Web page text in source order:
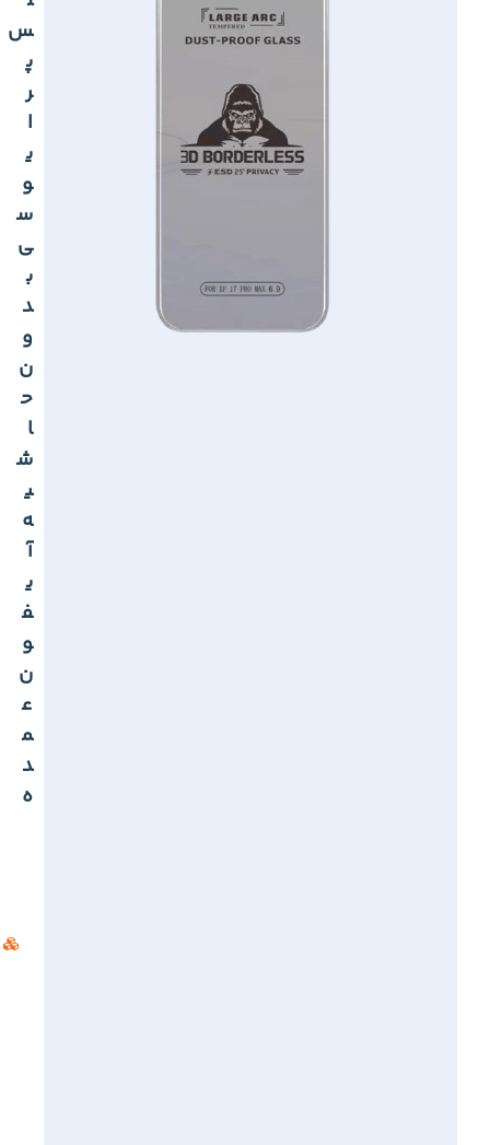
س
پ
ر
ا
ی
و
س
ی
ب
د
و
ن
ح
ا
ش
ی
ه
آ
ی
ف
و
ن
ع
م
د
ه